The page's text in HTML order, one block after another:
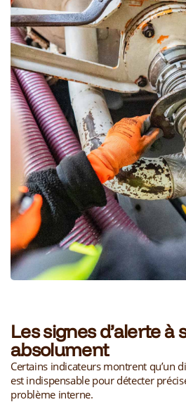
Les signes d’alerte à
absolument
Certains indicateurs montrent qu’un
est indispensable pour détecter
problème interne.